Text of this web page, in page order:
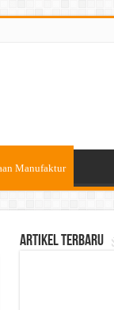
Manufaktur
Artikel Terbaru